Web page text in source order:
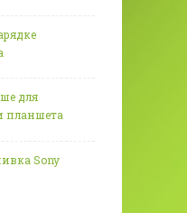
для
планшета
Sony